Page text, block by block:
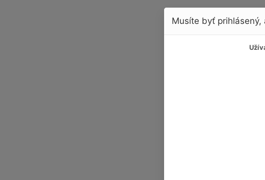
Musíte byť